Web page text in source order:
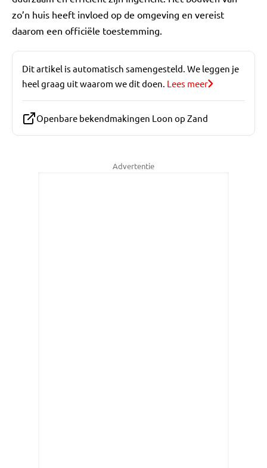
zo’n huis heeft invloed op de omgeving en vereist
daarom een officiële toestemming.
Dit artikel is automatisch samengesteld. We leggen je
heel graag uit waarom we dit doen. Lees meer
Openbare bekendmakingen Loon op Zand
Advertentie